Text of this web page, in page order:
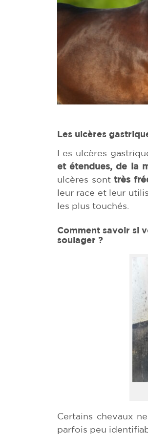
Les ulcères
Les ulcères
et étendues, de la
ulcères sonttrès
leur race et leur
les plus touchés.
Comment savoir si
soulager ?
Certains chevaux
parfois peu